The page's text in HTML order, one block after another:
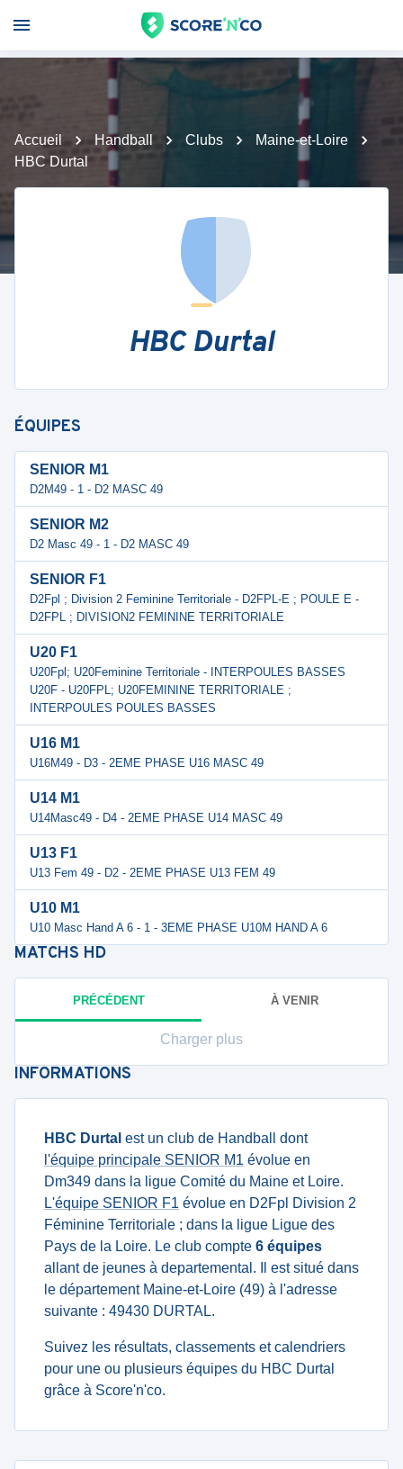
Accueil Handball Clubs
Maine-et-Loire
HBC Durtal
HBC Durtal
ÉQUIPES
SENIOR M1
D2M49 - 1 - D2 MASC 49
SENIOR M2
D2 Masc 49 - 1 - D2 MASC 49
SENIOR F1
D2Fpl ; Division 2 Feminine Territoriale - D2FPL-E ; POULE E -
D2FPL ; DIVISION2 FEMININE TERRITORIALE
U20 F1
U20Fpl; U20Feminine Territoriale - INTERPOULES BASSES
U20F - U20FPL; U20FEMININE TERRITORIALE ;
INTERPOULES POULES BASSES
U16 M1
U16M49 - D3 - 2EME PHASE U16 MASC 49
U14 M1
U14Masc49 - D4 - 2EME PHASE U14 MASC 49
U13 F1
U13 Fem 49 - D2 - 2EME PHASE U13 FEM 49
U10 M1
U10 Masc Hand A 6 - 1 - 3EME PHASE U10M HAND A 6
MATCHS HD
PRÉCÉDENT À VENIR
Charger plus
INFORMATIONS
HBC Durtal est un club de Handball dont
l'équipe principale SENIOR M1 évolue en
Dm349 dans la ligue Comité du Maine et Loire.
L'équipe SENIOR F1 évolue en D2Fpl Division 2
Féminine Territoriale ; dans la ligue Ligue des
Pays de la Loire. Le club compte 6 équipes
allant de jeunes à departemental. Il est situé dans
le département Maine-et-Loire (49) à l'adresse
suivante : 49430 DURTAL.
Suivez les résultats, classements et calendriers
pour une ou plusieurs équipes du HBC Durtal
grâce à Score'n'co.